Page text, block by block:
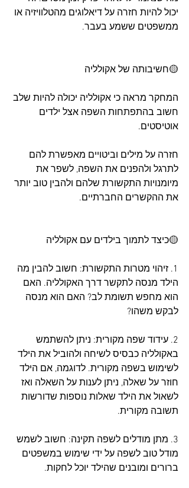
יכול להיות חזרה על דיאלוגים מהטלוויזיה או
ממשפטים ששמע בעבר.
🟡חשיבותה של אקולליה
המחקר מראה כי אקולליה יכולה להיות שלב
חשוב בהתפתחות השפה אצל ילדים
אוטיסטים.
חזרה על מילים וביטויים מאפשרת להם
לתרגל ולהפנים את השפה, לשפר את
מיומנויות התקשורת שלהם ולהבין טוב יותר
את ההקשרים החברתיים.
🟡כיצד לתמוך בילדים עם אקולליה
1. זיהוי מטרות התקשורת: חשוב להבין מה
הילד מנסה לתקשר דרך האקולליה. האם
הוא מחפש תשומת לב? האם הוא מנסה
לבקש משהו?
2. עידוד שפה מקורית: ניתן להשתמש
באקולליה כבסיס לשיחה ולהוביל את הילד
לשימוש בשפה מקורית. לדוגמה, אם הילד
חוזר על שאלה, ניתן לענות על השאלה ואז
לשאול את הילד שאלות נוספות שדורשות
תשובה מקורית.
3. מתן מודלים לשפה תקינה: חשוב לשמש
מודל טוב לשפה על ידי שימוש במשפטים
ברורים ומובנים שהילד יוכל לחקות.